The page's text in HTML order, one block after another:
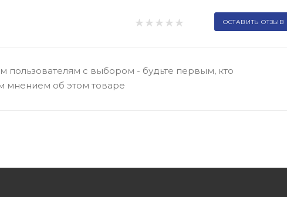
ОСТАВИТЬ ОТЗЫВ
пользователям с выбором - будьте первым, кто
мнением об этом товаре